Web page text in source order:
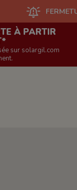
FERMETURE
À PARTIR
sur solargil.com